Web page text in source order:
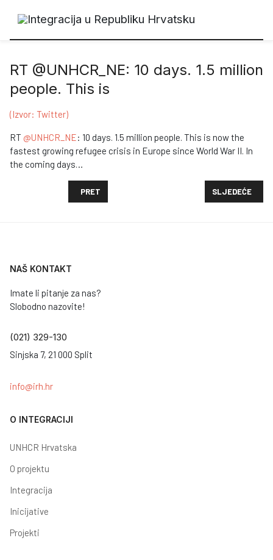
RT @UNHCR_NE: 10 days. 1.5 million
people. This is
(Izvor: Twitter)
RT @UNHCR_NE: 10 days. 1.5 million people. This is now the
fastest growing refugee crisis in Europe since World War II. In
the coming days…
PRETHODNI ČLANAK: ARRESTED RUSSIAN ANTI-
PRET SLJEDEĆI
SLJEDEĆE
NAŠ KONTAKT
Imate li pitanje za nas?
Slobodno nazovite!
(021) 329-130
Sinjska 7, 21 000 Split
info@irh.hr
O INTEGRACIJI
UNHCR Hrvatska
O projektu
Integracija
Inicijative
Projekti